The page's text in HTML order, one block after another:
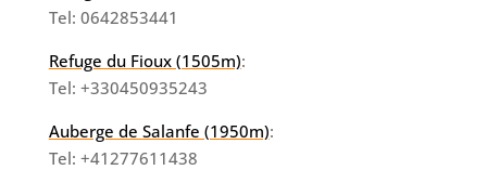
Tel: 0642853441
Refuge du Fioux (1505m):
Tel: +330450935243
Auberge de Salanfe (1950m):
Tel: +41277611438